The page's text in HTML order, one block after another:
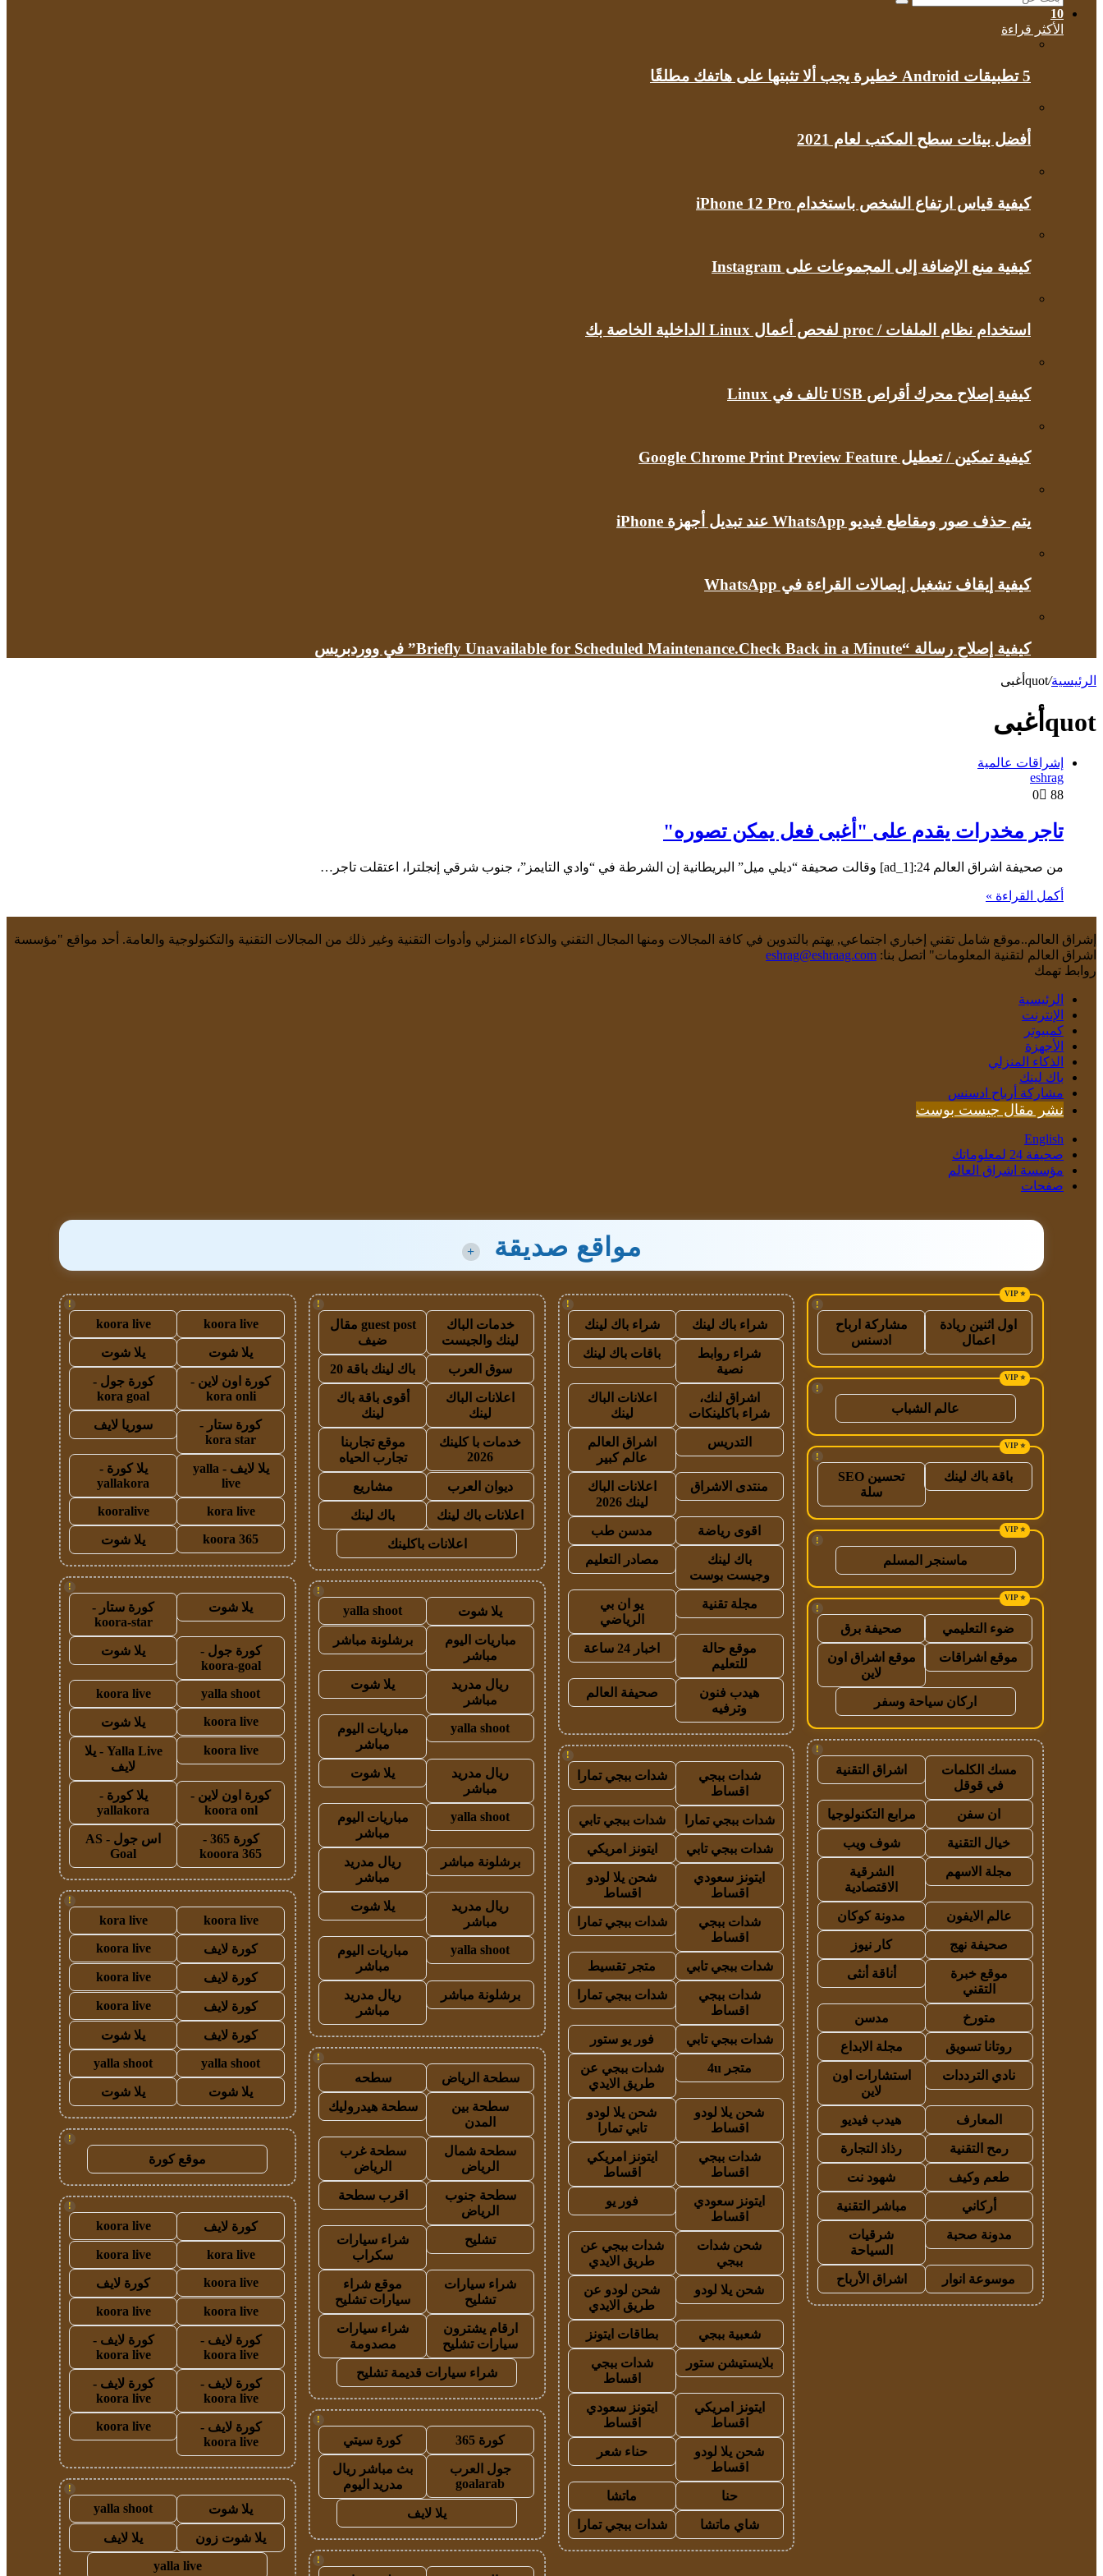
بحث
10
الأكثر قراءة
5 تطبيقات Android خطيرة يجب ألا تثبتها على هاتفك مطلقًا
أفضل بيئات سطح المكتب لعام 2021
كيفية قياس ارتفاع الشخص باستخدام iPhone 12 Pro
كيفية منع الإضافة إلى المجموعات على Instagram
استخدام نظام الملفات / proc لفحص أعمال Linux الداخلية الخاصة بك
كيفية إصلاح محرك أقراص USB تالف في Linux
كيفية تمكين / تعطيل Google Chrome Print Preview Feature
يتم حذف صور ومقاطع فيديو WhatsApp عند تبديل أجهزة iPhone
كيفية إيقاف تشغيل إيصالات القراءة في WhatsApp
كيفية إصلاح رسالة “Briefly Unavailable for Scheduled Maintenance.Check Back in a Minute” في ووردبريس
الرئيسية/quotأغبى
quotأغبى
إشراقات عالمية
eshrag
0
88
تاجر مخدرات يقدم على "أغبى فعل يمكن تصوره"
من صحيفة اشراق العالم 24:[ad_1] وقالت صحيفة “ديلي ميل” البريطانية إن الشرطة في “وادي التايمز”، جنوب شرقي إنجلترا، اعتقلت تاجر…
أكمل القراءة »
إشراق العالم..موقع شامل تقني إخباري اجتماعي, يهتم بالتدوين في كافة المجالات ومنها المجال التقني والذكاء المنزلي وأدوات التقنية وغير ذلك من المجالات التقنية والتكنولوجية والعامة. أحد مواقع "مؤسسة
اشراق العالم لتقنية المعلومات" اتصل بنا: eshrag@eshraag.com
روابط تهمك
الرئيسية
الإنترنت
كمبيوتر
الأجهزة
الذكاء المنزلي
باك لينك
مشاركة أرباح ادسنس
نشر مقال جيست بوست
English
صحيفة 24 لمعلوماتك
مؤسسة اشراق العالم
صفحات
مواقع صديقة +
!
اول اثنين ريادة
اعمال
مشاركة ارباح
ادسنس
!
عالم الشباب
!
باقة باك لينك
تحسين SEO
سلة
!
ماسنجر المسلم
!
ضوء التعليمي صحيفة برق
موقع اشراقات
موقع اشراق اون
لاين
اركان سياحة وسفر
!
مسك الكلمات
في قوقل
اشراق التقنية
ان سفن مرابع التكنولوجيا
خيال التقنية شوف ويب
مجلة الاسهم
الشرقية
الاقتصادية
عالم الايفون مدونة كوكان
صحيفة نهج كار نيوز
موقع خبرة
التقني
أناقة أنثى
متورخ مدسن
روتانا تسويق مجلة الابداع
نادي الترددات
استشارات اون
لاين
المعارف هيدب فيديو
رمح التقنية رذاذ التجارة
طعم وكيف شهود نت
أركاني مباشر التقنية
مدونة صحبة
شرقيات
السياحة
موسوعة انوار اشراق الأرباح
!
شراء باك لينك شراء باك لينك
شراء روابط
نصية
باقات باك لينك
اشراق لنك،
شراء باكلينكات
اعلانات الباك
لينك
التدريس
اشراق العالم
عالم كبير
منتدى الاشراق
اعلانات الباك
لينك 2026
اقوى رياضة مدسن طب
باك لينك
وجيست بوست
مصادر التعليم
مجلة تقنية
يو ان بي
الرياضي
موقع حالة
للتعليم
اخبار 24 ساعة
هيدب فنون
وترفيه
صحيفة العالم
!
شدات ببجي
اقساط
شدات ببجي تمارا
شدات ببجي تمارا شدات ببجي تابي
شدات ببجي تابي ايتونز امريكي
ايتونز سعودي
اقساط
شحن يلا لودو
اقساط
شدات ببجي
اقساط
شدات ببجي تمارا
شدات ببجي تابي متجر تقسيط
شدات ببجي
اقساط
شدات ببجي تمارا
شدات ببجي تابي فور يو ستور
متجر 4u
شدات ببجي عن
طريق الايدي
شحن يلا لودو
اقساط
شحن يلا لودو
تابي تمارا
شدات ببجي
اقساط
ايتونز امريكي
اقساط
ايتونز سعودي
اقساط
فور يو
شحن شدات
ببجي
شدات ببجي عن
طريق الايدي
شحن يلا لودو
شحن لودو عن
طريق الايدي
شعبية ببجي بطاقات ايتونز
بلايستيشن ستور
شدات ببجي
اقساط
ايتونز امريكي
اقساط
ايتونز سعودي
اقساط
شحن يلا لودو
اقساط
حناء شعر
حنا ماتشا
شاي ماتشا شدات ببجي تمارا
!
خدمات الباك
لينك والجيست
guest post مقال
ضيف
سوق العرب باك لينك باقة 20
اعلانات الباك
لينك
أقوى باقة باك
لينك
خدمات با كلينك
2026
موقع تجاربنا
تجارب الحياه
ديوان العرب مشاريع
اعلانات باك لينك باك لينك
اعلانات باكلينك
!
يلا شوت yalla shoot
مباريات اليوم
مباشر
برشلونة مباشر
ريال مدريد
مباشر
يلا شوت
yalla shoot
مباريات اليوم
مباشر
ريال مدريد
مباشر
يلا شوت
yalla shoot
مباريات اليوم
مباشر
برشلونة مباشر
ريال مدريد
مباشر
ريال مدريد
مباشر
يلا شوت
yalla shoot
مباريات اليوم
مباشر
برشلونة مباشر
ريال مدريد
مباشر
!
سطحة الرياض سطحه
سطحة بين
المدن
سطحة هيدروليك
سطحة شمال
الرياض
سطحة غرب
الرياض
سطحة جنوب
الرياض
اقرب سطحة
تشليح
شراء سيارات
سكراب
شراء سيارات
تشليح
موقع شراء
سيارات تشليح
ارقام يشترون
سيارات تشليح
شراء سيارات
مصدومة
شراء سيارات قديمة تشليح
!
كورة 365 كورة سيتي
جول العرب
goalarab
بث مباشر ريال
مدريد اليوم
يلا لايف
!
!
koora live
koora live
يلا شوت يلا شوت
كورة اون لاين -
kora onli
كورة جول -
kora goal
كورة ستار -
kora star
سوريا لايف
يلا لايف - yalla
live
يلا كورة -
yallakora
kora live
kooralive
koora 365
يلا شوت
!
يلا شوت
كورة ستار -
koora-star
كورة جول -
koora-goal
يلا شوت
yalla shoot
koora live
koora live
يلا شوت
koora live
Yalla Live - يلا
لايف
كورة اون لاين -
koora onl
يلا كورة -
yallakora
كورة 365 -
kooora 365
اس جول - AS
Goal
!
koora live
kora live
كورة لايف koora live
كورة لايف koora live
كورة لايف koora live
كورة لايف
يلا شوت
yalla shoot
yalla shoot
يلا شوت يلا شوت
!
موقع كورة
!
كورة لايف koora live
kora live
koora live
koora live
كورة لايف
koora live
koora live
كورة لايف -
koora live
كورة لايف -
koora live
كورة لايف -
koora live
كورة لايف -
koora live
كورة لايف -
koora live
koora live
!
يلا شوت yalla shoot
يلا شوت زون
يلا لايف
yalla live